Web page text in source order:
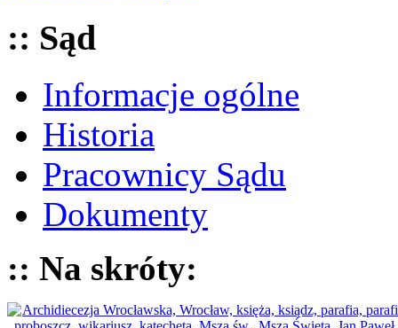
:: Sąd
Informacje ogólne
Historia
Pracownicy Sądu
Dokumenty
:: Na skróty: